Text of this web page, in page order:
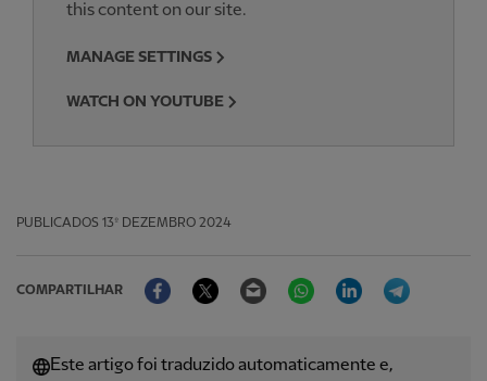
this content on our site.
MANAGE SETTINGS
WATCH ON YOUTUBE
PUBLICADOS 13º DEZEMBRO 2024
COMPARTILHAR
FacebookTwitter Email WhatsAppLinkedIn
Este artigo foi traduzido automaticamente e,